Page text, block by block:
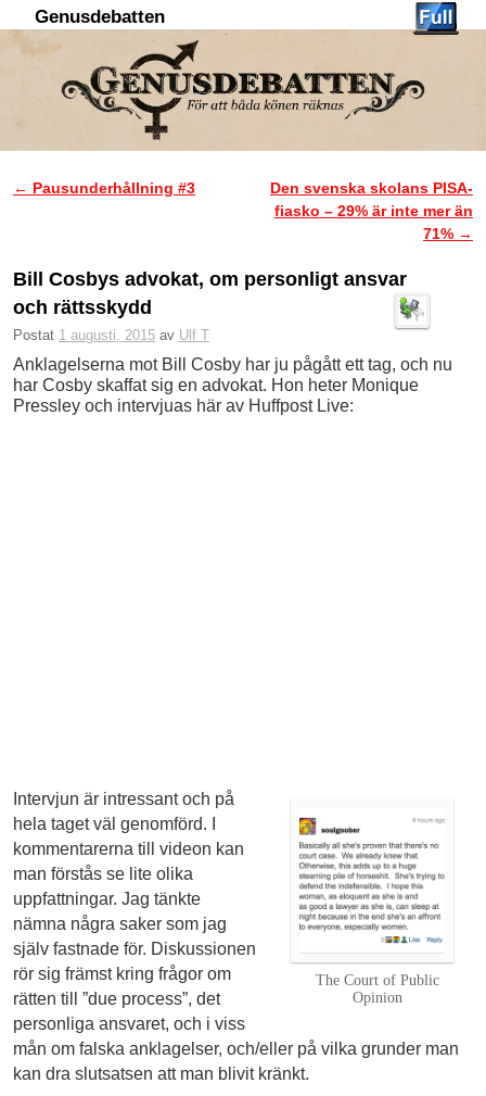
Genusdebatten
Inläggsnavigering
← Pausunderhållning #3
Den svenska skolans PISA-
fiasko – 29% är inte mer än
71% →
Bill Cosbys advokat, om personligt ansvar
och rättsskydd
Postat 1 augusti, 2015 av Ulf T
Anklagelserna mot Bill Cosby har ju pågått ett tag, och nu
har Cosby skaffat sig en advokat. Hon heter Monique
Pressley och intervjuas här av Huffpost Live:
The Court of Public
Opinion
Intervjun är intressant och på
hela taget väl genomförd. I
kommentarerna till videon kan
man förstås se lite olika
uppfattningar. Jag tänkte
nämna några saker som jag
själv fastnade för. Diskussionen
rör sig främst kring frågor om
rätten till ”due process”, det
personliga ansvaret, och i viss
mån om falska anklagelser, och/eller på vilka grunder man
kan dra slutsatsen att man blivit kränkt.